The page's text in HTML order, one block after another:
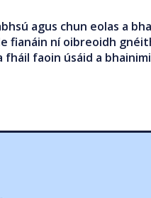
agus chun eolas a
fianáin ní oibreoidh
faoin úsáid a